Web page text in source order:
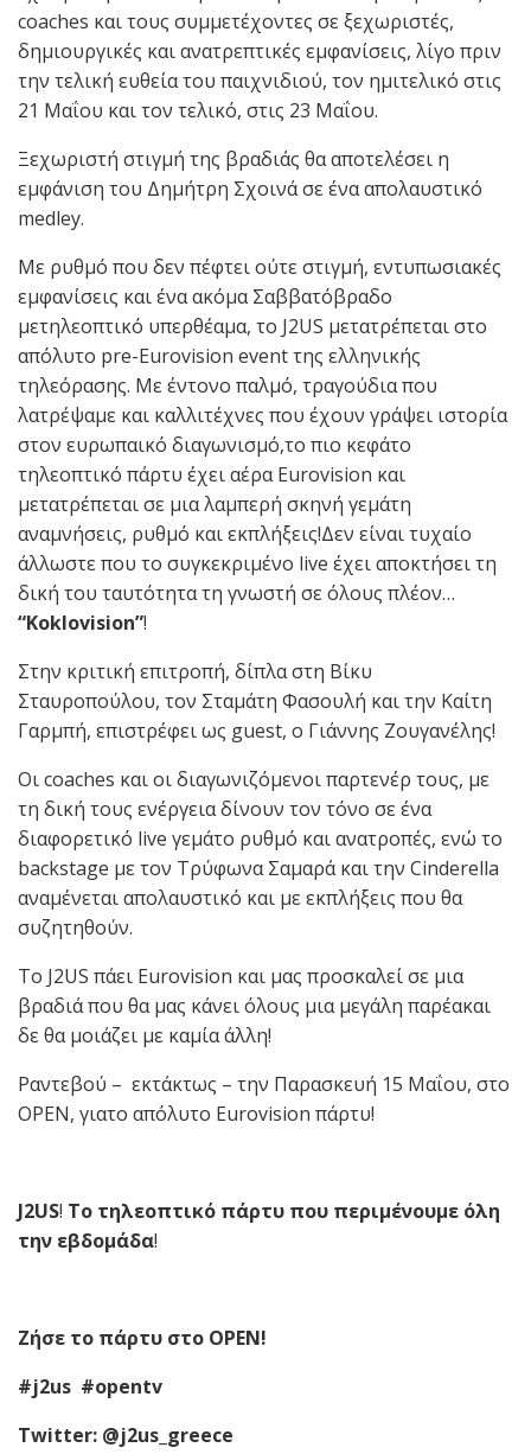
coaches και τους συμμετέχοντες σε ξεχωριστές,
δημιουργικές και ανατρεπτικές εμφανίσεις, λίγο πριν
την τελική ευθεία του παιχνιδιού, τον ημιτελικό στις
21 Μαΐου και τον τελικό, στις 23 Μαΐου.
Ξεχωριστή στιγμή της βραδιάς θα αποτελέσει η
εμφάνιση του Δημήτρη Σχοινά σε ένα απολαυστικό
medley.
Με ρυθμό που δεν πέφτει ούτε στιγμή, εντυπωσιακές
εμφανίσεις και ένα ακόμα Σαββατόβραδο
μετηλεοπτικό υπερθέαμα, το J2US μετατρέπεται στο
απόλυτο pre-Eurovision event της ελληνικής
τηλεόρασης. Με έντονο παλμό, τραγούδια που
λατρέψαμε και καλλιτέχνες που έχουν γράψει ιστορία
στον ευρωπαικό διαγωνισμό,το πιο κεφάτο
τηλεοπτικό πάρτυ έχει αέρα Eurovision και
μετατρέπεται σε μια λαμπερή σκηνή γεμάτη
αναμνήσεις, ρυθμό και εκπλήξεις!Δεν είναι τυχαίο
άλλωστε που το συγκεκριμένο live έχει αποκτήσει τη
δική του ταυτότητα τη γνωστή σε όλους πλέον…
“Koklovision”!
Στην κριτική επιτροπή, δίπλα στη Βίκυ
Σταυροπούλου, τον Σταμάτη Φασουλή και την Καίτη
Γαρμπή, επιστρέφει ως guest, ο Γιάννης Ζουγανέλης!
Οι coaches και οι διαγωνιζόμενοι παρτενέρ τους, με
τη δική τους ενέργεια δίνουν τον τόνο σε ένα
διαφορετικό live γεμάτο ρυθμό και ανατροπές, ενώ το
backstage με τον Τρύφωνα Σαμαρά και την Cinderella
αναμένεται απολαυστικό και με εκπλήξεις που θα
συζητηθούν.
Το J2US πάει Eurovision και μας προσκαλεί σε μια
βραδιά που θα μας κάνει όλους μια μεγάλη παρέακαι
δε θα μοιάζει με καμία άλλη!
Ραντεβού – εκτάκτως – την Παρασκευή 15 Μαΐου, στο
OPEN, γιατο απόλυτο Eurovision πάρτυ!
J2US! Το τηλεοπτικό πάρτυ που περιμένουμε όλη
την εβδομάδα!
Ζήσε το πάρτυ στο OPEN!
#j2us #opentv
Τwitter: @j2us_greece